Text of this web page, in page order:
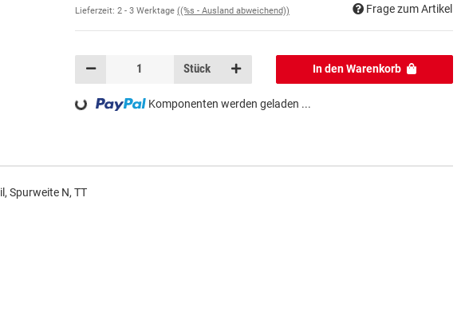
Lieferzeit: 2 - 3 Werktage ((%s - Ausland abweichend)) Frage zum Artikel
Stück In den Warenkorb
Loading... Komponenten werden geladen ...
Spurweite N, TT